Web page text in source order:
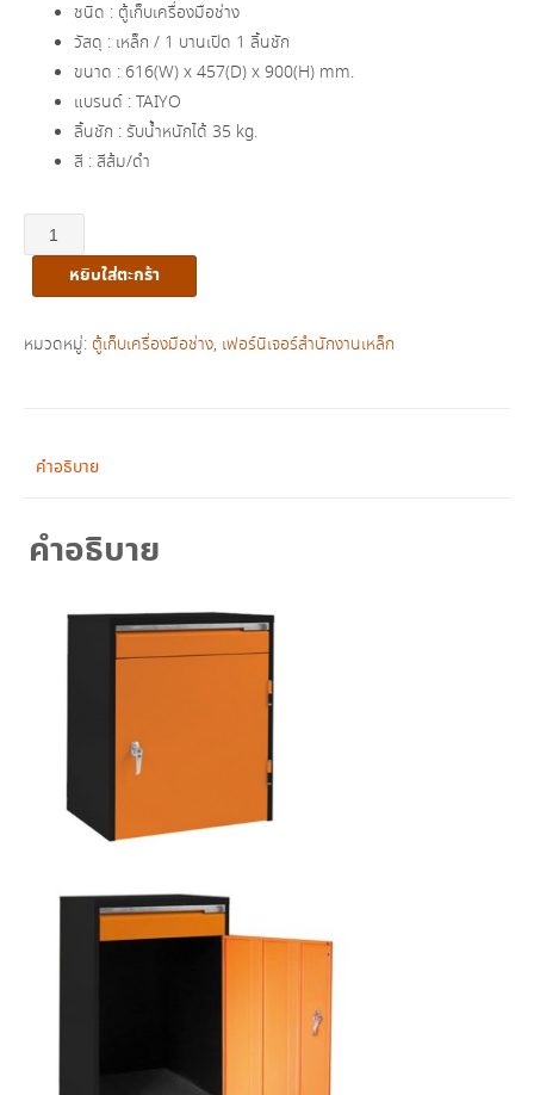
was:
฿7,500.00.฿4,890.00.
ชนิด : ตู้เก็บเครื่องมือช่าง
วัสดุ : เหล็ก / 1 บานเปิด 1 ลิ้นชัก
ขนาด : 616(W) x 457(D) x 900(H) mm.
แบรนด์ : TAIYO
ลิ้นชัก : รับน้ำหนักได้ 35 kg.
สี : สีส้ม/ดำ
จำนวน
ตู้
เครื่อง
บาน
รุ่น
หยิบใส่ตะกร้า
หมวดหมู่: ตู้เก็บเครื่องมือช่าง, เฟอร์นิเจอร์สำนักงานเหล็ก
คำอธิบาย
คำอธิบาย